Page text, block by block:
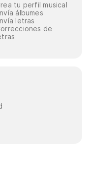
tu perfil musical
álbumes
letras
de